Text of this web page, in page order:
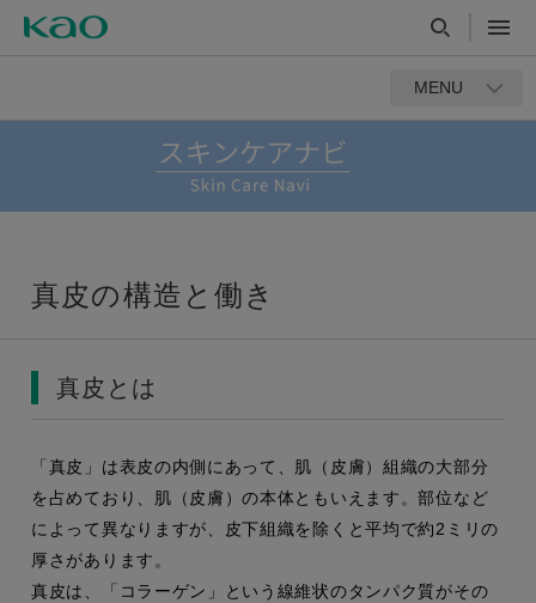
MENU
真皮の構造と働き
真皮とは
「真皮」は表皮の内側にあって、肌（皮膚）組織の大部分
を占めており、肌（皮膚）の本体ともいえます。部位など
によって異なりますが、皮下組織を除くと平均で約2ミリの
厚さがあります。
真皮は、「コラーゲン」という線維状のタンパク質がその